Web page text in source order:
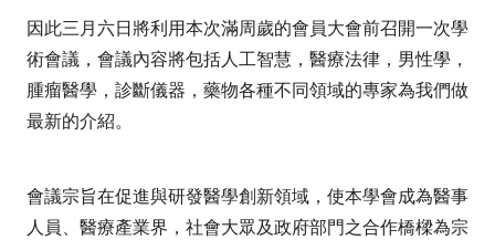
因此三月六日將利用本次滿周歲的會員大會前召開一次學
術會議，會議內容將包括人工智慧，醫療法律，男性學，
腫瘤醫學，診斷儀器，藥物各種不同領域的專家為我們做
最新的介紹。
會議宗旨在促進與研發醫學創新領域，使本學會成為醫事
人員、醫療產業界，社會大眾及政府部門之合作橋樑為宗